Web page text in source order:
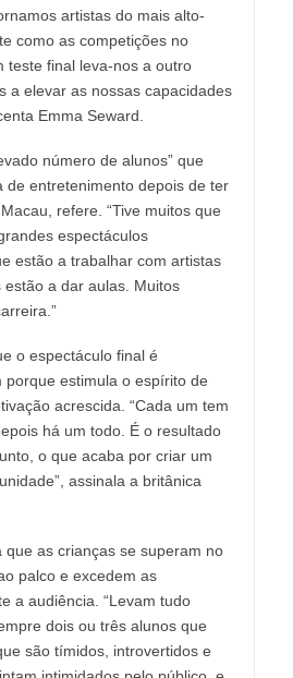
artistas do mais alto-
como as competições no
teste final leva-nos a outro
a elevar as nossas capacidades
Emma Seward.
número de alunos” que
de entretenimento depois de ter
refere. “Tive muitos que
espectáculos
estão a trabalhar com artistas
a dar aulas. Muitos
o espectáculo final é
porque estimula o espírito de
acrescida. “Cada um tem
há um todo. É o resultado
o que acaba por criar um
assinala a britânica
que as crianças se superam no
palco e excedem as
a audiência. “Levam tudo
dois ou três alunos que
são tímidos, introvertidos e